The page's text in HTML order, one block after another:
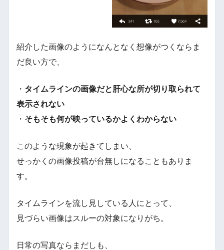
紹介した画像のようになんとなく想像がつくならま
だ良い方で、
・ タイムラインの画像だと肝心な所が切り取られて
表示されない
・ そもそも何が映っているかよくわからない
このような現象が起きてしまい、
せっかくの画像投稿が台無しになることもありま
す。
タイムラインを流し見している人にとって、
見づらい画像はスルーの対象になりがち。
日常の写真ならまだしも、